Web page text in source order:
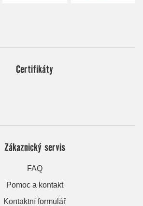
Certifikáty
Zákaznický servis
FAQ
Pomoc a kontakt
Kontaktní formulář